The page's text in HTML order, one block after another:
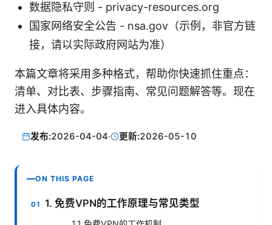
数据隐私守则 - privacy-resources.org
国家网络安全公告 - nsa.gov（示例，非官方链
接，请以实际政府网站为准）
本篇文章将采用多种格式，帮助你快速抓住重点：
清单、对比表、步骤指南、常见问题解答等。现在
进入具体内容。
发布:2026-04-04· 更新:2026-05-10
ON THIS PAGE
1. 免费VPN的工作原理与常见类型